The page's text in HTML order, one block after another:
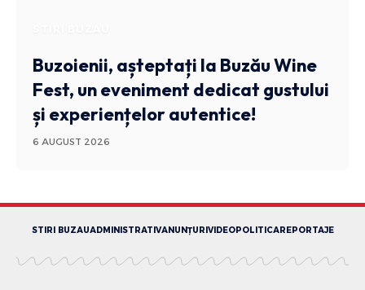
Buzoienii, așteptați la Buzău Wine
Fest, un eveniment dedicat gustului
și experiențelor autentice!
6 AUGUST 2026
STIRI BUZAUADMINISTRATIVANUNȚURIVIDEOPOLITICAREPORTAJE